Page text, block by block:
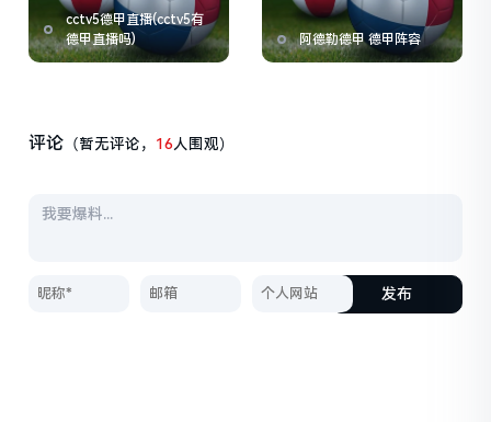
cctv5德甲直播(cctv5有
德甲直播吗)
阿德勒德甲 德甲阵容
评论 （暂无评论， 16人围观）
发布